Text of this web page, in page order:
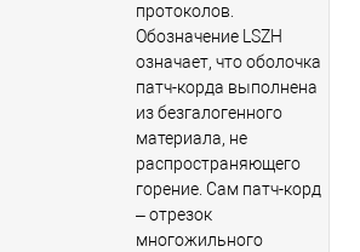
протоколов.
Обозначение LSZH
означает, что оболочка
патч-корда выполнена
из безгалогенного
материала, не
распространяющего
горение. Сам патч-корд
– отрезок
многожильного